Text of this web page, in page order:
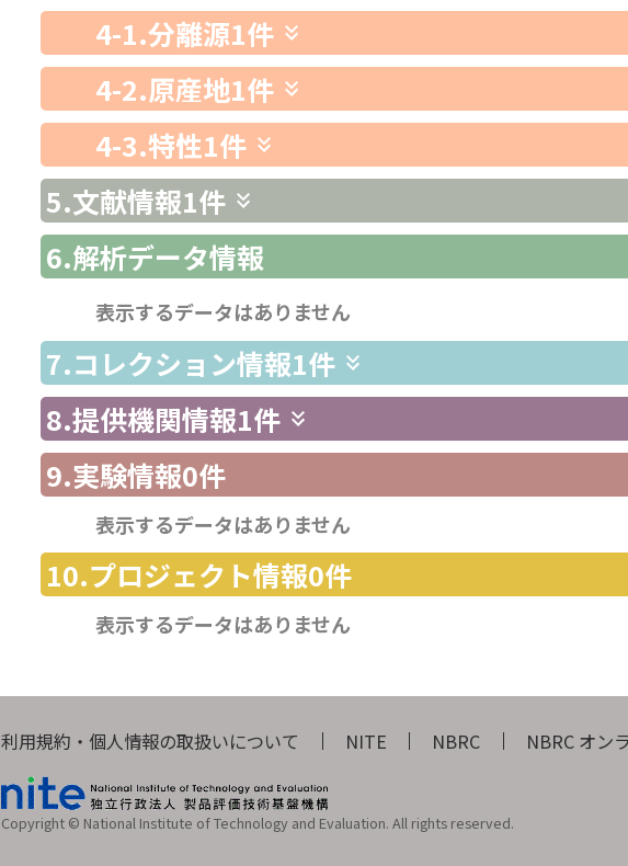
4-1.分離源1件
4-2.原産地1件
4-3.特性1件
5.文献情報1件
6.解析データ情報
表示するデータはありません
7.コレクション情報1件
8.提供機関情報1件
9.実験情報0件
表示するデータはありません
10.プロジェクト情報0件
表示するデータはありません
利用規約・個人情報の取扱いについて NITE NBRC NBRC オン
Copyright © National Institute of Technology and Evaluation. All rights reserved.